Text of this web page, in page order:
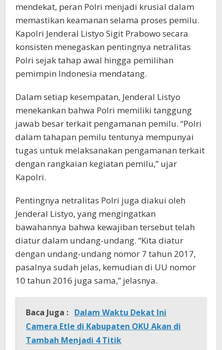
mendekat, peran Polri menjadi krusial dalam
memastikan keamanan selama proses pemilu.
Kapolri Jenderal Listyo Sigit Prabowo secara
konsisten menegaskan pentingnya netralitas
Polri sejak tahap awal hingga pemilihan
pemimpin Indonesia mendatang.
Dalam setiap kesempatan, Jenderal Listyo
menekankan bahwa Polri memiliki tanggung
jawab besar terkait pengamanan pemilu. “Polri
dalam tahapan pemilu tentunya mempunyai
tugas untuk melaksanakan pengamanan terkait
dengan rangkaian kegiatan pemilu,” ujar
Kapolri.
Pentingnya netralitas Polri juga diakui oleh
Jenderal Listyo, yang mengingatkan
bawahannya bahwa kewajiban tersebut telah
diatur dalam undang-undang. “Kita diatur
dengan undang-undang nomor 7 tahun 2017,
pasalnya sudah jelas, kemudian di UU nomor
10 tahun 2016 juga sama,” jelasnya.
Baca Juga : Dalam Waktu Dekat Ini
Camera Etle di Kabupaten OKU Akan di
Tambah Menjadi 4 Titik